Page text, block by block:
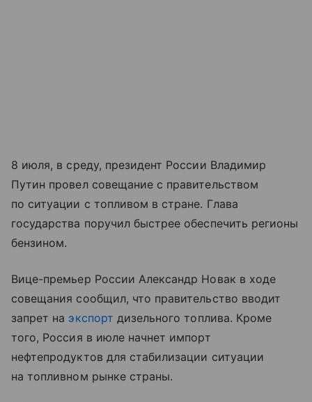
8 июля, в среду, президент России Владимир
Путин провел совещание с правительством
по ситуации с топливом в стране. Глава
государства поручил быстрее обеспечить регионы
бензином.
Вице-премьер России Александр Новак в ходе
совещания сообщил, что правительство вводит
запрет на экспорт дизельного топлива. Кроме
того, Россия в июле начнет импорт
нефтепродуктов для стабилизации ситуации
на топливном рынке страны.